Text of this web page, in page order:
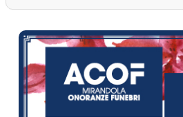
La Pressa